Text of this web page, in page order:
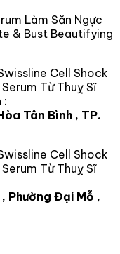
Làm Săn Ngực
& Bust Beautifying
Cell Shock
Từ Thuỵ Sĩ
:
Tân Bình , TP.
Cell Shock
Từ Thuỵ Sĩ
Phường Đại Mỗ ,